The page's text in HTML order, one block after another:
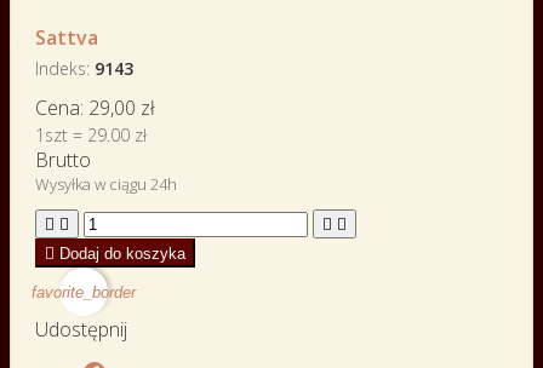
Sattva
Indeks 9143
Cena: 29,00 zł
1szt = 29.00 zł
Brutto
Wysyłka w ciągu 24h
   
 Dodaj do koszyka
favorite_border
Udostępnij